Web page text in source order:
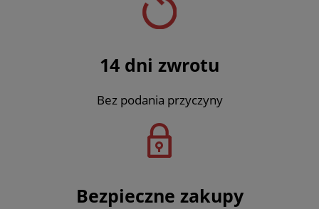
14 dni zwrotu
Bez podania przyczyny
Bezpieczne zakupy